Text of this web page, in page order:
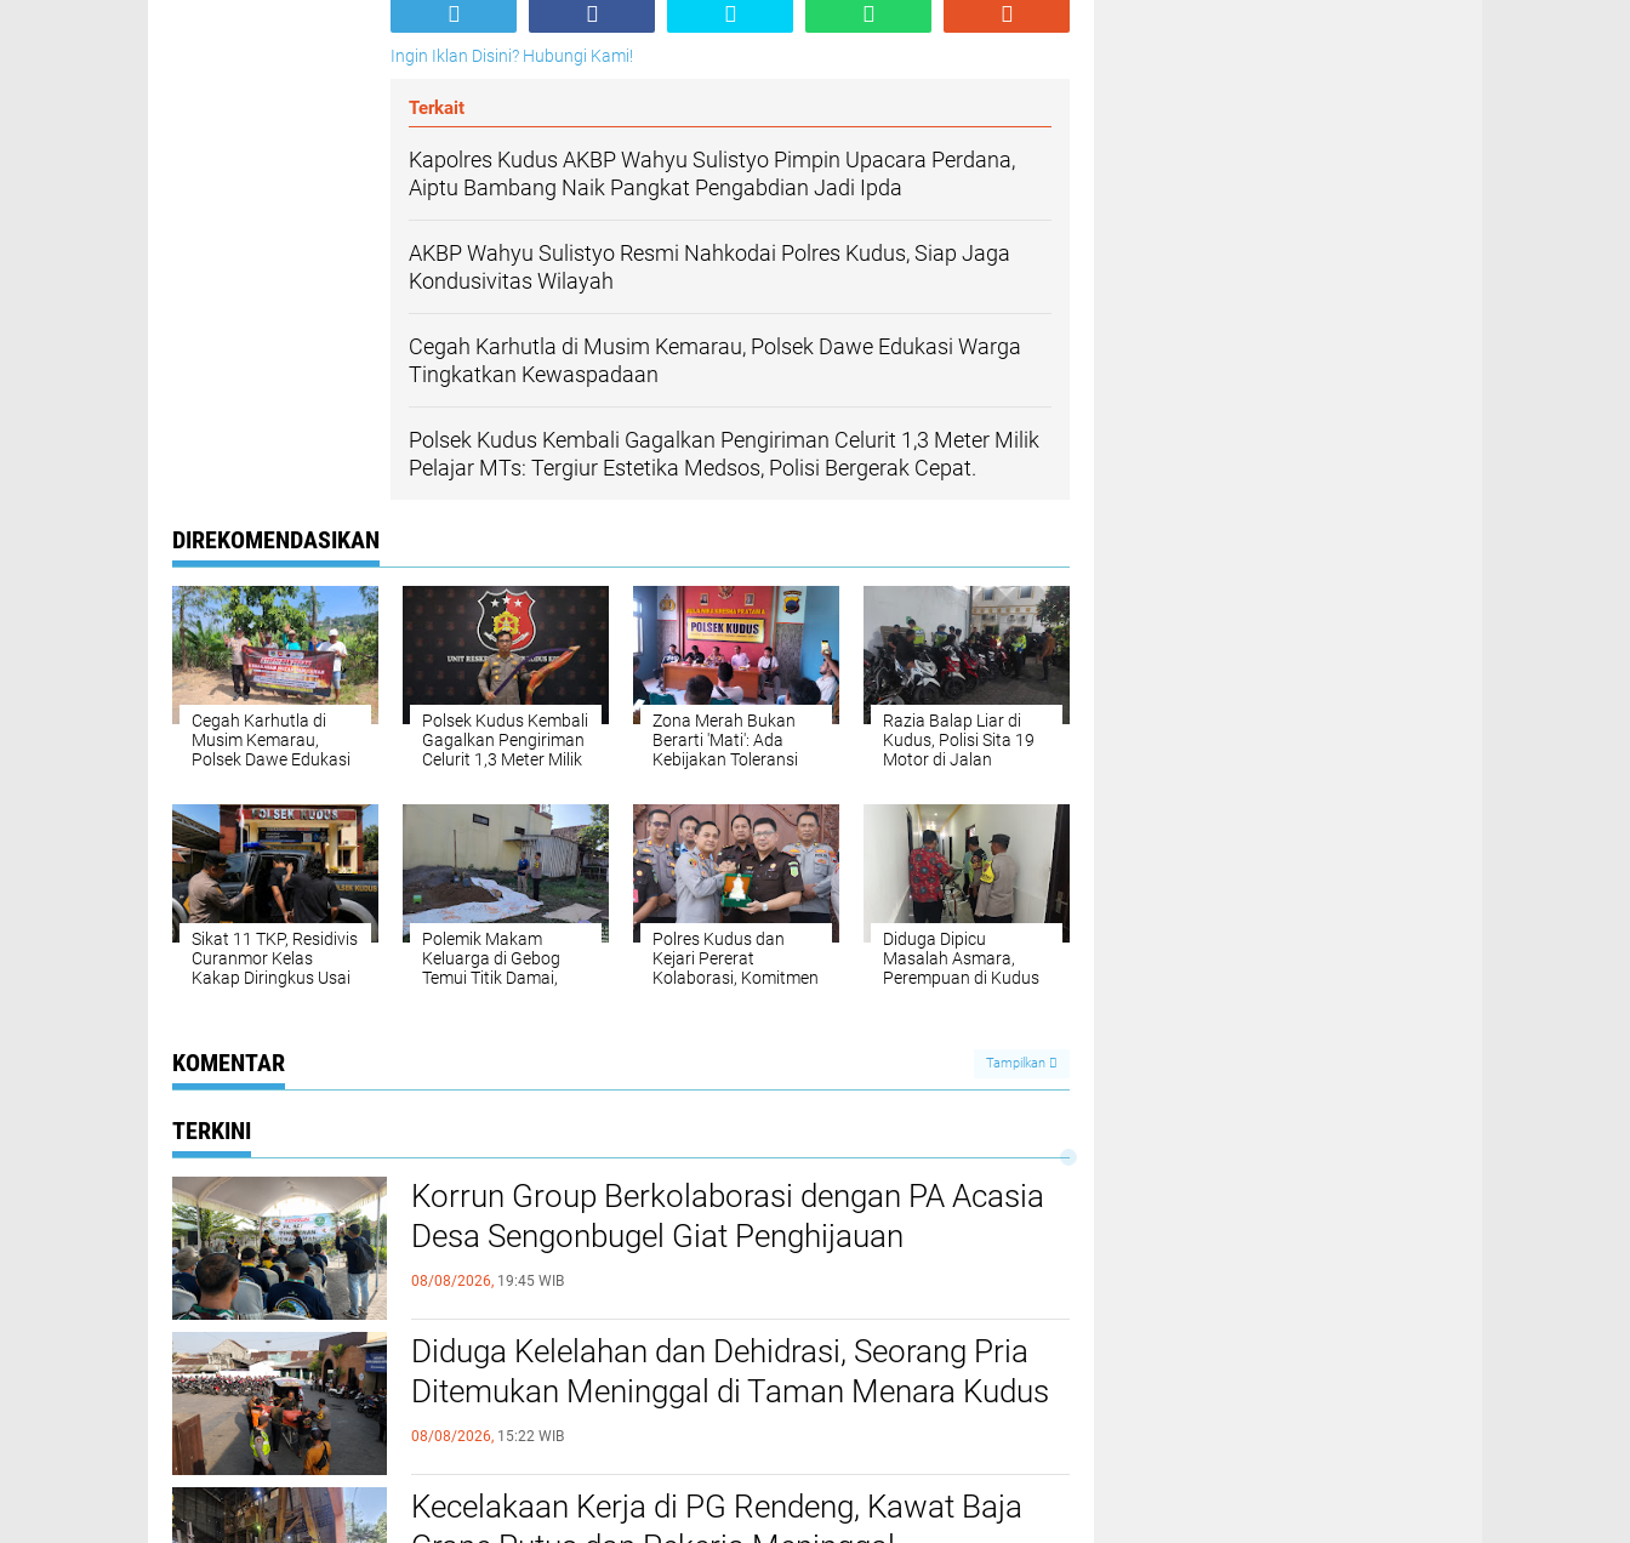
Ingin Iklan Disini? Hubungi Kami!
Terkait
Kapolres Kudus AKBP Wahyu Sulistyo Pimpin Upacara Perdana,
Aiptu Bambang Naik Pangkat Pengabdian Jadi Ipda
AKBP Wahyu Sulistyo Resmi Nahkodai Polres Kudus, Siap Jaga
Kondusivitas Wilayah
Cegah Karhutla di Musim Kemarau, Polsek Dawe Edukasi Warga
Tingkatkan Kewaspadaan
Polsek Kudus Kembali Gagalkan Pengiriman Celurit 1,3 Meter Milik
Pelajar MTs: Tergiur Estetika Medsos, Polisi Bergerak Cepat.
DIREKOMENDASIKAN
Cegah Karhutla di
Musim Kemarau,
Polsek Dawe Edukasi
Polsek Kudus Kembali
Gagalkan Pengiriman
Celurit 1,3 Meter Milik
Polisi Bergerak Cepat.
Zona Merah Bukan
Berarti 'Mati': Ada
Kebijakan Toleransi
Bagi Street Coffee di
Kudus
Razia Balap Liar di
Kudus, Polisi Sita 19
Motor di Jalan
Sikat 11 TKP, Residivis
Curanmor Kelas
Kakap Diringkus Usai
Polemik Makam
Keluarga di Gebog
Temui Titik Damai,
Polres Kudus dan
Kejari Pererat
Kolaborasi, Komitmen
Diduga Dipicu
Masalah Asmara,
Perempuan di Kudus
KOMENTAR Tampilkan
TERKINI
Korrun Group Berkolaborasi dengan PA Acasia
Desa Sengonbugel Giat Penghijauan
08/08/2026, 19:45 WIB
Diduga Kelelahan dan Dehidrasi, Seorang Pria
Ditemukan Meninggal di Taman Menara Kudus
08/08/2026, 15:22 WIB
Kecelakaan Kerja di PG Rendeng, Kawat Baja